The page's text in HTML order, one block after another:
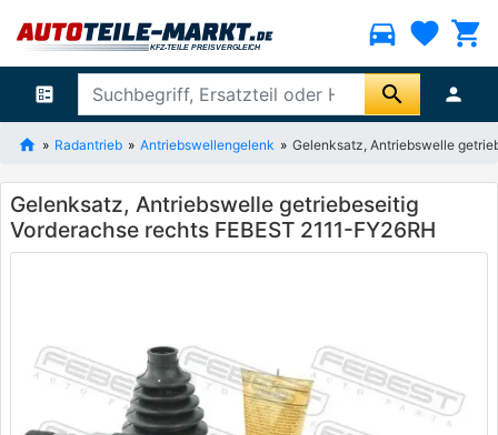
directions_car favorite shopping_cart
ballot search person
Radantrieb Antriebswellengelenk Gelenksatz, Antriebswelle
Gelenksatz, Antriebswelle getriebeseitig
Vorderachse rechts FEBEST 2111-FY26RH